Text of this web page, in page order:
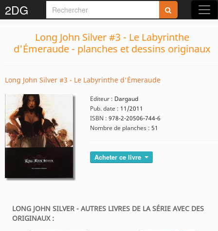
2DG
Long John Silver #3 - Le Labyrinthe
d'Émeraude - planches et dessins originaux
Long John Silver #3 - Le Labyrinthe d'Émeraude
Editeur : Dargaud
Pub. date : 11/2011
ISBN : 978-2-20506-744-6
Nombre de planches : 51
Acheter ce livre
LONG JOHN SILVER - AUTRES LIVRES DE LA SÉRIE AVEC DES
ORIGINAUX :